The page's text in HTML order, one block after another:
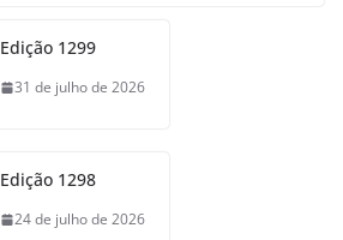
Edição 1299
31 de julho de 2026
Edição 1298
24 de julho de 2026